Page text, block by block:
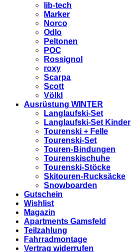
lib-tech
Marker
Norco
Odlo
Peltonen
POC
Rossignol
roxy
Scarpa
Scott
Völkl
Ausrüstung WINTER
Langlaufski-Set
Langlaufski-Set Kinder
Tourenski + Felle
Tourenski-Set
Touren-Bindungen
Tourenskischuhe
Tourenski-Stöcke
Skitouren-Rucksäcke
Snowboarden
Gutschein
Wishlist
Magazin
Apartments Gamsfeld
Teilzahlung
Fahrradmontage
Vertrag widerrufen